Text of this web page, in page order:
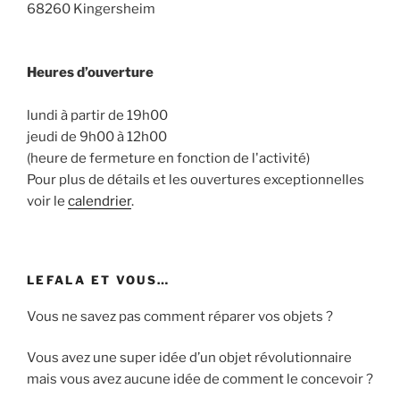
68260 Kingersheim
Heures d’ouverture
lundi à partir de 19h00
jeudi de 9h00 à 12h00
(heure de fermeture en fonction de l'activité)
Pour plus de détails et les ouvertures exceptionnelles
voir le calendrier.
LEFALA ET VOUS…
Vous ne savez pas comment réparer vos objets ?
Vous avez une super idée d’un objet révolutionnaire
mais vous avez aucune idée de comment le concevoir ?